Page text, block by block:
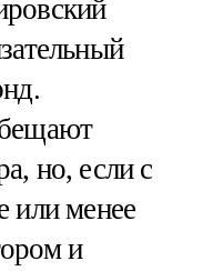
но, если с
или менее
и